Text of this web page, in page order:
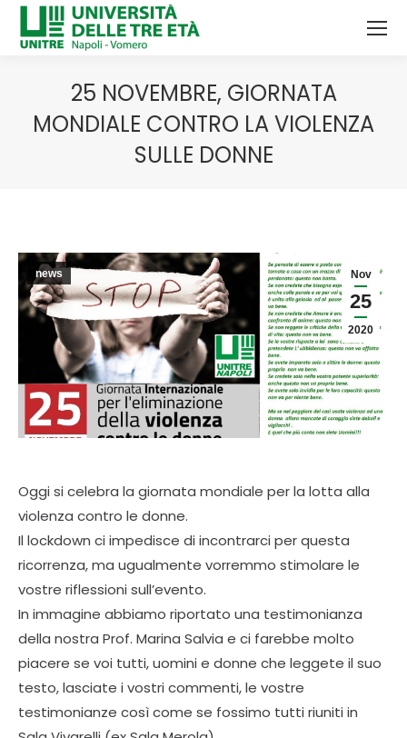
25 NOVEMBRE, GIORNATA
MONDIALE CONTRO LA VIOLENZA
SULLE DONNE
Nov
25
2020
news
Oggi si celebra la giornata mondiale per la lotta alla
violenza contro le donne.
Il lockdown ci impedisce di incontrarci per questa
ricorrenza, ma ugualmente vorremmo stimolare le
vostre riflessioni sull’evento.
In immagine abbiamo riportato una testimonianza
della nostra Prof. Marina Salvia e ci farebbe molto
piacere se voi tutti, uomini e donne che leggete il suo
testo, lasciate i vostri commenti, le vostre
testimonianze così come se fossimo tutti riuniti in